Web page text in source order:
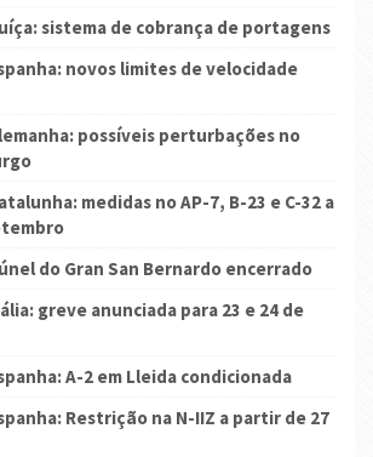
sistema de cobrança de portagens
novos limites de velocidade
possíveis perturbações no
medidas no AP-7, B-23 e C-32 a
do Gran San Bernardo encerrado
greve anunciada para 23 e 24 de
A-2 em Lleida condicionada
Restrição na N-IIZ a partir de 27